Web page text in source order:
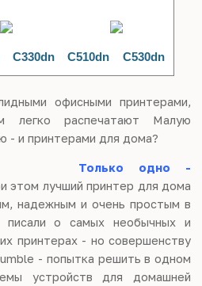
C330dn C510dn C530dn
офисными принтерами,
легко распечатают Малую
- и принтерами для дома?
Только одно -
этом лучший принтер для дома
надежным и очень простым в
о самых необычных и
принтерах - но совершенству
- попытка решить в одном
устройств для домашней